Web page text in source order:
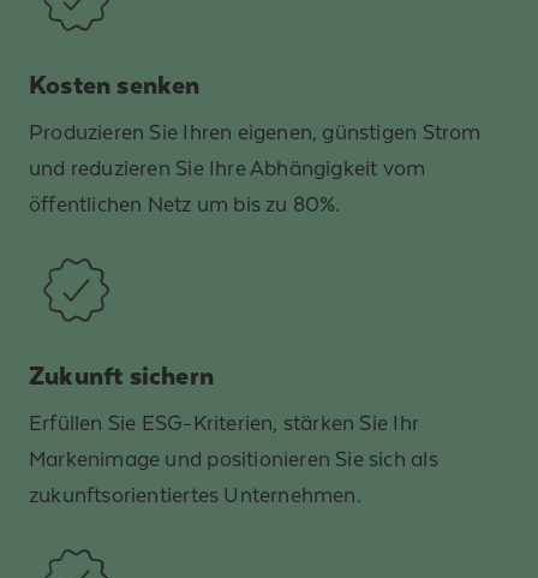
Kosten senken
Produzieren Sie Ihren eigenen, günstigen Strom
und reduzieren Sie Ihre Abhängigkeit vom
öffentlichen Netz um bis zu 80%.
Zukunft sichern
Erfüllen Sie ESG-Kriterien, stärken Sie Ihr
Markenimage und positionieren Sie sich als
zukunftsorientiertes Unternehmen.